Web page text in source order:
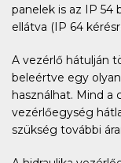
panelek is az IP 54
ellátva (IP 64
A vezérlő hátulján
beleértve egy
használhat. Mind a
vezérlőegység
szükség további